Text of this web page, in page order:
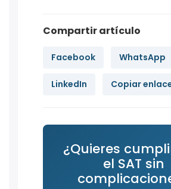
Compartir artículo
Facebook WhatsApp
LinkedIn Copiar
¿Quieres
el SAT sin